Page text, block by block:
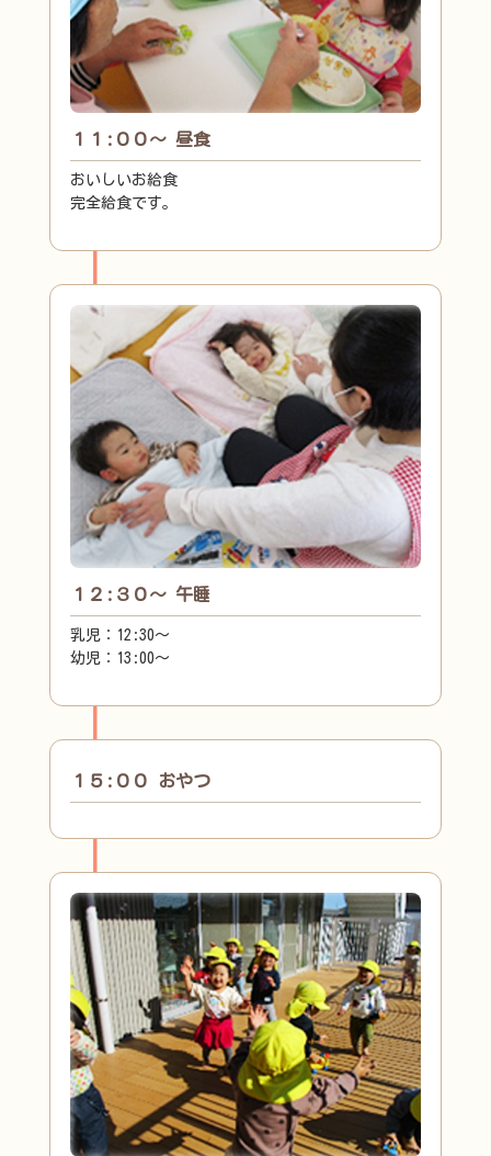
１１:００～ 昼食
おいしいお給食
完全給食です。
１２:３０～ 午睡
乳児：12:30～
幼児：13:00～
１５:００ おやつ